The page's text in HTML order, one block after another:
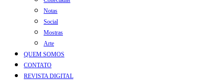
Notas
Social
Mostras
Arte
QUEM SOMOS
CONTATO
REVISTA DIGITAL